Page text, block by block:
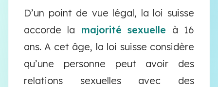
D’un point de vue légal, la loi suisse
accorde la majorité sexuelle à 16
ans. A cet âge, la loi suisse considère
qu’une personne peut avoir des
relations sexuelles avec des